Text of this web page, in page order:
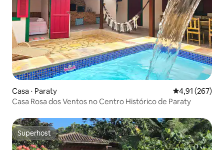
Casa ⋅ Paraty 4,91 de uma
4,91 (267)
Casa Rosa dos Ventos no Centro Histórico de Paraty
Superhost
Superhost